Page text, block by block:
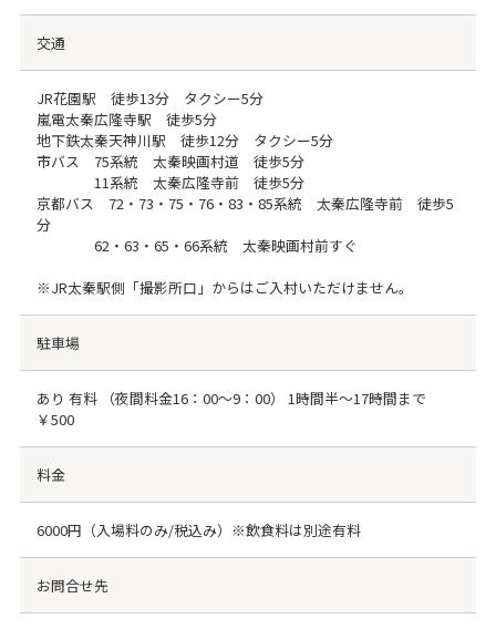
交通
JR花園駅 徒歩13分 タクシー5分
嵐電太秦広隆寺駅 徒歩5分
地下鉄太秦天神川駅 徒歩12分 タクシー5分
市バス 75系統 太秦映画村道 徒歩5分
11系統 太秦広隆寺前 徒歩5分
京都バス 72・73・75・76・83・85系統 太秦広隆寺前 徒歩5
分
62・63・65・66系統 太秦映画村前すぐ
※JR太秦駅側「撮影所口」からはご入村いただけません。
駐車場
あり 有料 （夜間料金16：00～9：00） 1時間半～17時間まで
￥500
料金
6000円（入場料のみ/税込み）※飲食料は別途有料
お問合せ先